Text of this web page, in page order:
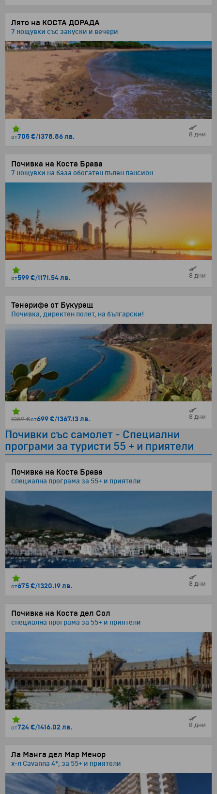
Лято на КОСТА ДОРАДА
7 нощувки със закуски и вечери
от705 €/1378.86 лв. 8 дни
Почивка на Коста Брава
7 нощувки на база обогатен пълен пансион
от599 €/1171.54 лв. 8 дни
Тенерифе от Букурещ
Почивка, директен полет, на български!
1059 €от699 €/1367.13 лв. 8 дни
Почивки със самолет - Специални
програми за туристи 55 + и приятели
Почивка на Коста Брава
специална програма за 55+ и приятели
от675 €/1320.19 лв. 8 дни
Почивка на Коста дел Сол
специална програма за 55+ и приятели
от724 €/1416.02 лв. 8 дни
Ла Манга дел Мар Менор
х-л Cavanna 4*, за 55+ и приятели